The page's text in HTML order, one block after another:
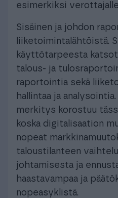
esimerkiksi
Sisäinen ja johdon
liiketoimintalähtöistä.
käyttötarpeesta
talous- ja
raportointia sekä
hallintaa ja
merkitys korostuu
koska digitalisaation
nopeat
taloustilanteen
johtamisesta ja
haastavampaa ja
nopeasyklistä.